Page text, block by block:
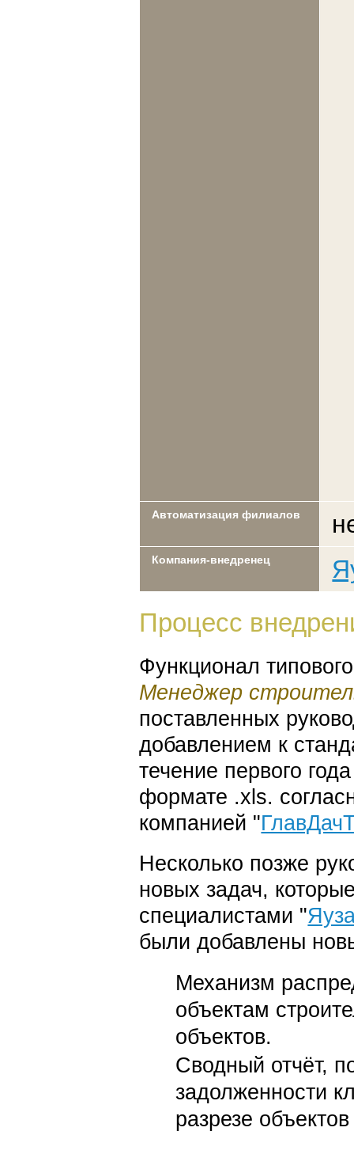
Автоматизация филиалов
Компания-внедренец
Процесс
Функционал
Менеджер
поставленных
добавлением к
течение первого
формате .xls.
компанией "
Несколько позже
новых задач,
специалистами "
были добавлены
Механизм
объектам
объектов.
Сводный отчёт,
задолженности
разрезе